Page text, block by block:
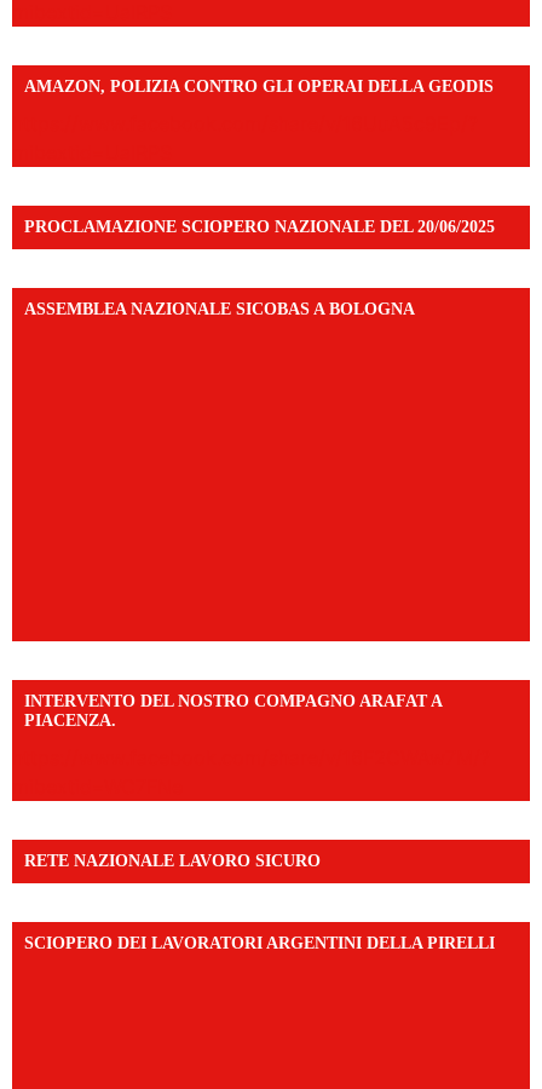
AMAZON, POLIZIA CONTRO GLI OPERAI DELLA GEODIS
PROCLAMAZIONE SCIOPERO NAZIONALE DEL 20/06/2025
ASSEMBLEA NAZIONALE SICOBAS A BOLOGNA
INTERVENTO DEL NOSTRO COMPAGNO ARAFAT A
PIACENZA.
RETE NAZIONALE LAVORO SICURO
SCIOPERO DEI LAVORATORI ARGENTINI DELLA PIRELLI